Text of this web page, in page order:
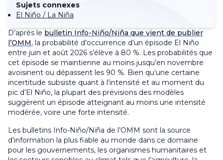
Sujets connexes
El Niño / La Niña
D’après le bulletin Info-Niño/Niña que vient de publier
l’OMM, la probabilité d’occurrence d’un épisode El Niño
entre juin et août 2026 s’élève à 80 %. Les probabilités que
cet épisode se maintienne au moins jusqu’en novembre
avoisinent ou dépassent les 90 %. Bien qu’une certaine
incertitude subsiste quant à l’intensité et au moment du
pic d’El Niño, la plupart des prévisions des modèles
suggèrent un épisode atteignant au moins une intensité
modérée, voire une forte intensité.
Les bulletins Info-Niño/Niña de l’OMM sont la source
d’information la plus fiable au monde dans ce domaine
pour les gouvernements, les organismes humanitaires et